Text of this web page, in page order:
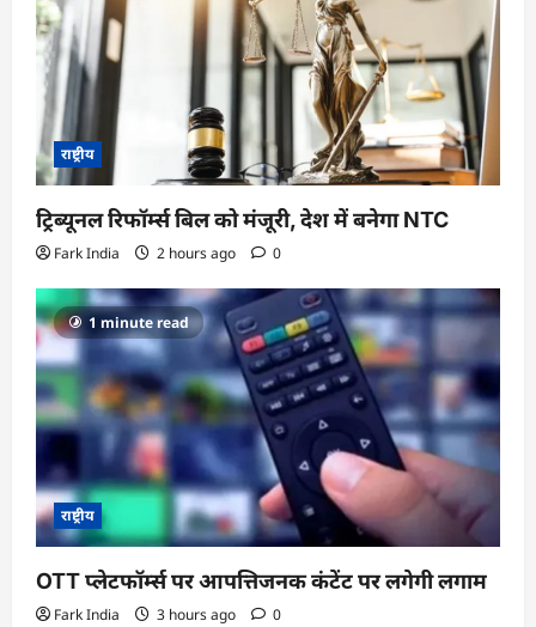
राष्ट्रीय
ट्रिब्यूनल रिफॉर्म्स बिल को मंजूरी, देश में बनेगा NTC
Fark India 2 hours ago 0
1 minute read
राष्ट्रीय
OTT प्लेटफॉर्म्स पर आपत्तिजनक कंटेंट पर लगेगी लगाम
Fark India 3 hours ago 0